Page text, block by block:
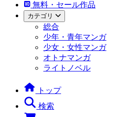
無料・セール作品
カテゴリ
総合
少年・青年マンガ
少女・女性マンガ
オトナマンガ
ライトノベル
トップ
検索